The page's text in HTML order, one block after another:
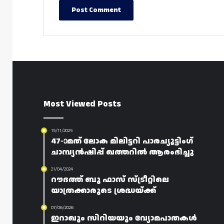
Most Viewed Posts
15/11/2025
47-ാമത് ലോക മിലിട്ടറി പാരച്യൂട്ടിംഗ്
ചാമ്പ്യൻഷിപ്പ് ഖത്തറിൽ ആരംഭിച്ചു
21/04/2024
റൗദത്ത് ബു ഫാസ് സ്ട്രീറ്റിലെ
യാത്രക്കാരുടെ ശ്രദ്ധയ്ക്ക്
07/06/2026
ഇറാഖും സിറിയയും വ്യോമപാതകൾ